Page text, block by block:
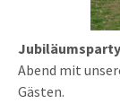
Jubiläumsparty
Abend mit
Gästen.